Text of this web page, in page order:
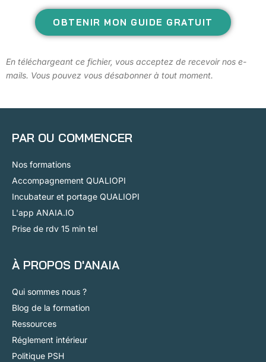
OBTENIR MON GUIDE GRATUIT
En téléchargeant ce fichier, vous acceptez de recevoir nos e-
mails. Vous pouvez vous désabonner à tout moment.
PAR OU COMMENCER
Nos formations
Accompagnement QUALIOPI
Incubateur et portage QUALIOPI
L'app ANAIA.IO
Prise de rdv 15 min tel
À PROPOS D'ANAIA
Qui sommes nous ?
Blog de la formation
Ressources
Réglement intérieur
Politique PSH